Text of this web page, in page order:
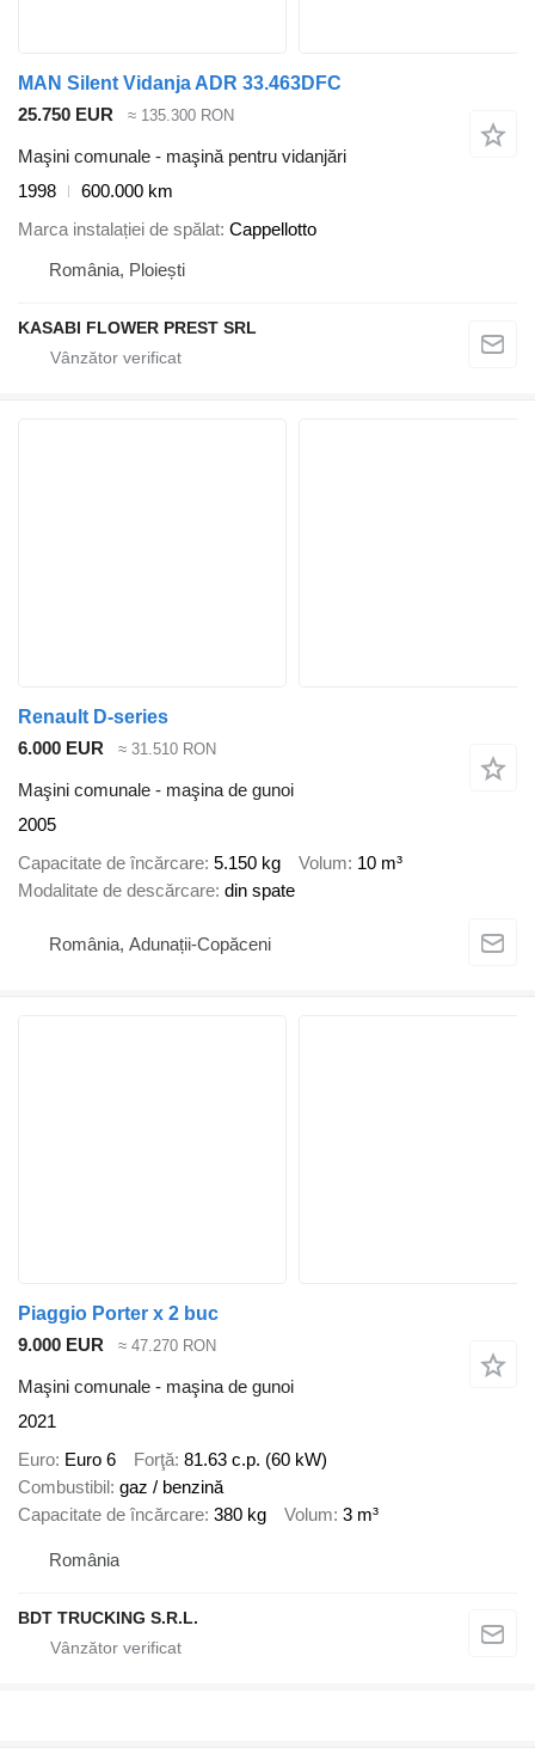
MAN Silent Vidanja ADR 33.463DFC
25.750 EUR
≈ 135.300 RON
Maşini comunale - maşină pentru vidanjări
1998
600.000 km
Marca instalației de spălat Cappellotto
România, Ploiești
KASABI FLOWER PREST SRL
Renault D-series
6.000 EUR
≈ 31.510 RON
Maşini comunale - maşina de gunoi
2005
Capacitate de încărcare 5.150 kg Volum 10 m³
Modalitate de descărcare din spate
România, Adunații-Copăceni
Piaggio Porter x 2 buc
9.000 EUR
≈ 47.270 RON
Maşini comunale - maşina de gunoi
2021
Euro Euro 6 Forţă 81.63 c.p. (60 kW)
Combustibil gaz / benzină
Capacitate de încărcare 380 kg Volum 3 m³
România
BDT TRUCKING S.R.L.